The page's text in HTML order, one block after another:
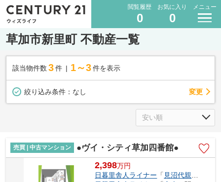
閲覧履歴
0
お気に入り
0
メニュー
草加市新里町 不動産一覧
該当物件数 3件 1～3 件を表示
絞り込み条件： なし 変更
売買 | 中古マンション ●ヴイ・シティ草加四番館●
2,398万円
日暮里舎人ライナー 「 見沼代親水公園